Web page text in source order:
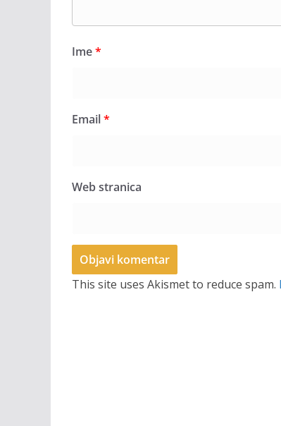
Ime*
Email*
Web stranica
This site uses Akismet to reduce spam.